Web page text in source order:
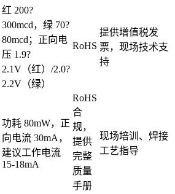
红 200?
300mcd，绿 70?
80mcd；正向电
压 1.9?
2.1V（红）/2.0?
2.2V（绿）
RoHS
提供增值税发
票，现场技术支
持
功耗 80mW，正
向电流 30mA，
建议工作电流
15-18mA
RoHS
合
规，
提供
完整
质量
手册
现场培训、焊接
工艺指导